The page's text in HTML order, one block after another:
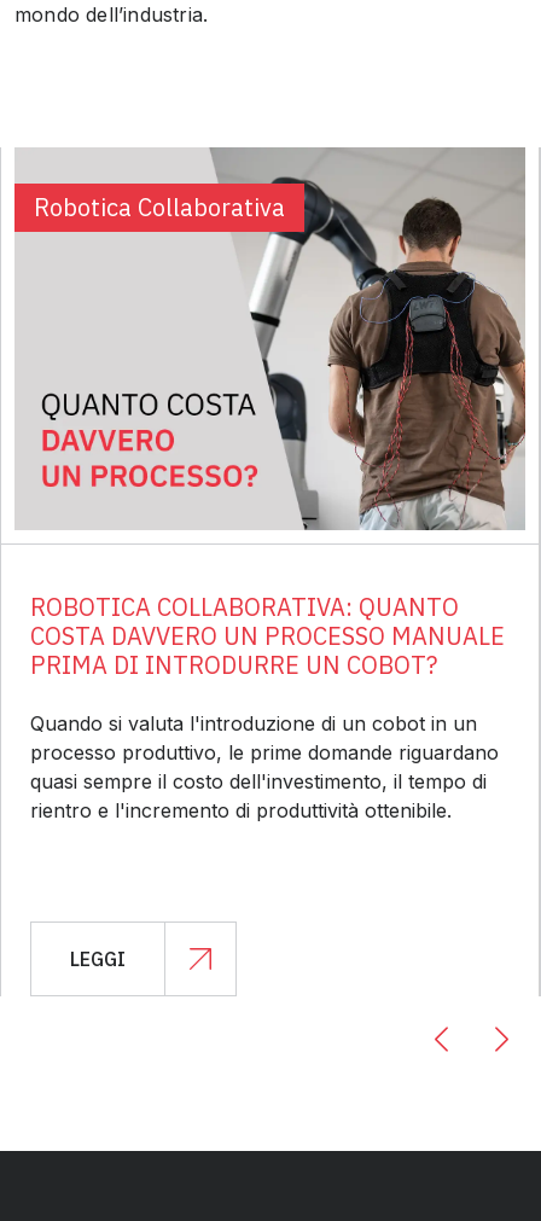
mondo dell’industria.
Robotica Collaborativa
ROBOTICA COLLABORATIVA: QUANTO
COSTA DAVVERO UN PROCESSO MANUALE
PRIMA DI INTRODURRE UN COBOT?
Quando si valuta l'introduzione di un cobot in un
processo produttivo, le prime domande riguardano
quasi sempre il costo dell'investimento, il tempo di
rientro e l'incremento di produttività ottenibile.
LEGGI